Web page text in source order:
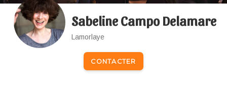
Sabeline Campo Delamare
Lamorlaye
CONTACTER